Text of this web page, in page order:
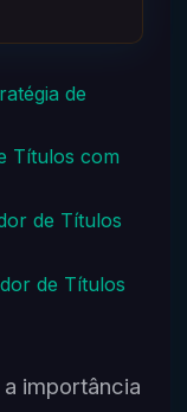
de
Títulos com
de Títulos
de Títulos
importância